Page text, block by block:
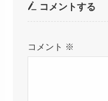
コメントする
コメント ※